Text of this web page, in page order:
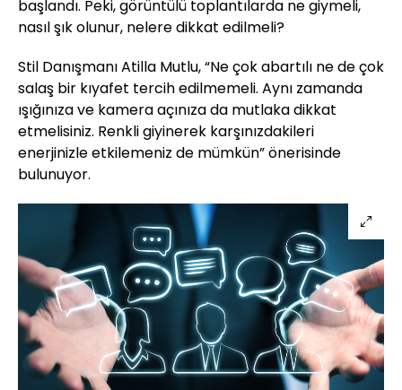
başlandı. Peki, görüntülü toplantılarda ne giymeli,
nasıl şık olunur, nelere dikkat edilmeli?
Stil Danışmanı Atilla Mutlu, “Ne çok abartılı ne de çok
salaş bir kıyafet tercih edilmemeli. Aynı zamanda
ışığınıza ve kamera açınıza da mutlaka dikkat
etmelisiniz. Renkli giyinerek karşınızdakileri
enerjinizle etkilemeniz de mümkün” önerisinde
bulunuyor.